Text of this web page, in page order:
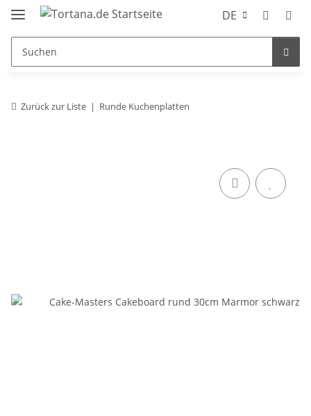
DE
Zurück zur Liste Runde Kuchenplatten